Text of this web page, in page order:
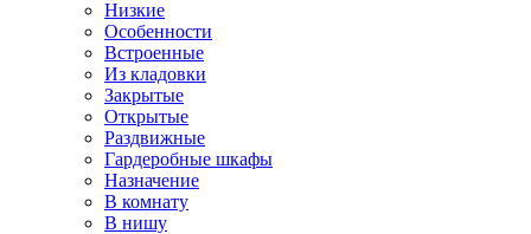
Низкие
Особенности
Встроенные
Из кладовки
Закрытые
Открытые
Раздвижные
Гардеробные шкафы
Назначение
В комнату
В нишу